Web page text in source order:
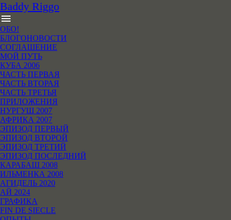
Baddy Riggo
menu
ОБО!
БЛОГОНОВОСТИ
СОГЛАШЕНИЕ
МОЙ ПУТЬ
КУБА 2006
ЧАСТЬ ПЕРВАЯ
ЧАСТЬ ВТОРАЯ
ЧАСТЬ ТРЕТЬЯ
ПРИЛОЖЕНИЯ
НУРГУШ 2007
АФРИКА 2007
ЭПИЗОД ПЕРВЫЙ
ЭПИЗОД ВТОРОЙ
ЭПИЗОД ТРЕТИЙ
ЭПИЗОД ПОСЛЕДНИЙ
КАРАБАШ 2008
ИЛЬМЕНКА 2008
АГИДЕЛЬ 2020
АЙ 2024
ГРАФИКА
FIN DE SIECLE